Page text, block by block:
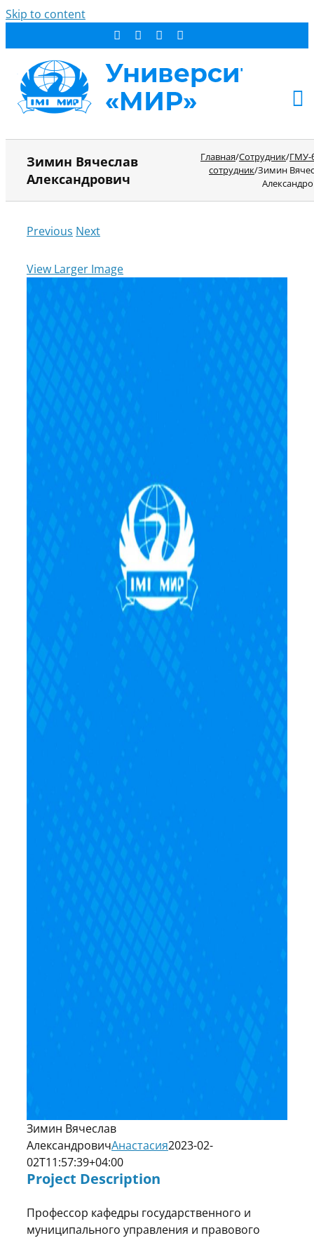
Skip to content
СТУДЕНТУ
НОВОСТИ
Зимин Вячеслав
Александрович
Главная/Сотрудник/ГМУ-
сотрудник/Зимин
Previous Next
View Larger Image
Зимин Вячеслав
АлександровичАнастасия2023-02-
02T11:57:39+04:00
Project Description
Профессор кафедры государственного и
муниципального управления и правового